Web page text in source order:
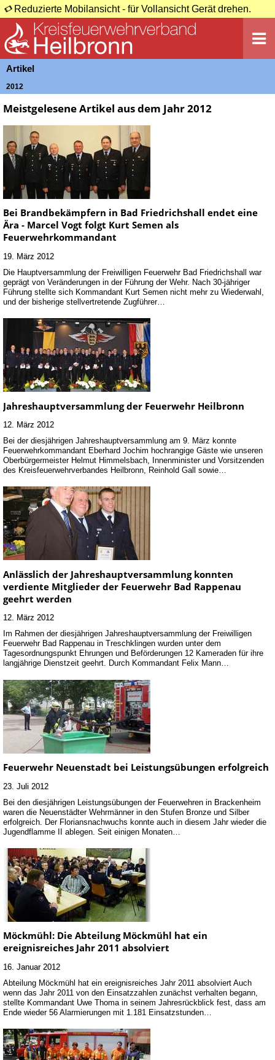
Reduzierte Mobilansicht - für Vollansicht Gerät drehen.
Artikel
2012
Meistgelesene Artikel aus dem Jahr 2012
Bei Brandbekämpfern in Bad Friedrichshall endet eine
Ära - Marcel Vogt folgt Kurt Semen als
Feuerwehrkommandant
19. März 2012
Die Hauptversammlung der Freiwilligen Feuerwehr Bad Friedrichshall war
geprägt von Veränderungen in der Führung der Wehr. Nach 30-jähriger
Führung stellte sich Kommandant Kurt Semen nicht mehr zu Wiederwahl,
und der bisherige stellvertretende Zugführer…
Jahreshauptversammlung der Feuerwehr Heilbronn
12. März 2012
Bei der diesjährigen Jahreshauptversammlung am 9. März konnte
Feuerwehrkommandant Eberhard Jochim hochrangige Gäste wie unseren
Oberbürgermeister Helmut Himmelsbach, Innenminister und Vorsitzenden
des Kreisfeuerwehrverbandes Heilbronn, Reinhold Gall sowie…
Anlässlich der Jahreshauptversammlung konnten
verdiente Mitglieder der Feuerwehr Bad Rappenau
geehrt werden
12. März 2012
Im Rahmen der diesjährigen Jahreshauptversammlung der Freiwilligen
Feuerwehr Bad Rappenau in Treschklingen wurden unter dem
Tagesordnungspunkt Ehrungen und Beförderungen 12 Kameraden für ihre
langjährige Dienstzeit geehrt. Durch Kommandant Felix Mann…
Feuerwehr Neuenstadt bei Leistungsübungen erfolgreich
23. Juli 2012
Bei den diesjährigen Leistungsübungen der Feuerwehren in Brackenheim
waren die Neuenstädter Wehrmänner in den Stufen Bronze und Silber
erfolgreich. Der Floriansnachwuchs konnte auch in diesem Jahr wieder die
Jugendflamme II ablegen. Seit einigen Monaten…
Möckmühl: Die Abteilung Möckmühl hat ein
ereignisreiches Jahr 2011 absolviert
16. Januar 2012
Abteilung Möckmühl hat ein ereignisreiches Jahr 2011 absolviert Auch
wenn das Jahr 2011 von den Einsatzzahlen zunächst verhalten begann,
stellte Kommandant Uwe Thoma in seinem Jahresrückblick fest, dass am
Ende wieder 56 Alarmierungen mit 1.181 Einsatzstunden…